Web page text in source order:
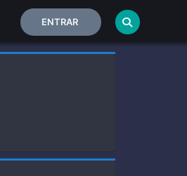
ENTRAR
Home